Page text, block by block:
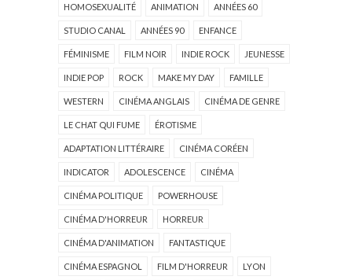
HOMOSEXUALITÉ ANIMATION ANNÉES 60
STUDIO CANAL ANNÉES 90 ENFANCE
FÉMINISME FILM NOIR INDIE ROCK JEUNESSE
INDIE POP ROCK MAKE MY DAY FAMILLE
WESTERN CINÉMA ANGLAIS CINÉMA DE GENRE
LE CHAT QUI FUME ÉROTISME
ADAPTATION LITTÉRAIRE CINÉMA CORÉEN
INDICATOR ADOLESCENCE CINÉMA
CINÉMA POLITIQUE POWERHOUSE
CINÉMA D'HORREUR HORREUR
CINÉMA D'ANIMATION FANTASTIQUE
CINÉMA ESPAGNOL FILM D'HORREUR LYON